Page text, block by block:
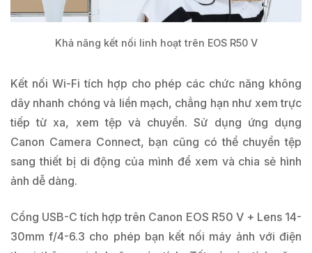
Khả năng kết nối linh hoạt trên EOS R50 V
Kết nối Wi-Fi tích hợp cho phép các chức năng không
dây nhanh chóng và liền mạch, chẳng hạn như xem trực
tiếp từ xa, xem tệp và chuyển. Sử dụng ứng dụng
Canon Camera Connect, bạn cũng có thể chuyển tệp
sang thiết bị di động của mình để xem và chia sẻ hình
ảnh dễ dàng.
Cổng USB-C tích hợp trên Canon EOS R50 V + Lens 14-
30mm f/4-6.3 cho phép bạn kết nối máy ảnh với điện